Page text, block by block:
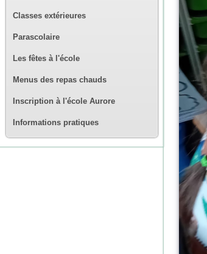
Classes extérieures
Parascolaire
Les fêtes à l'école
Menus des repas chauds
Inscription à l'école Aurore
Informations pratiques